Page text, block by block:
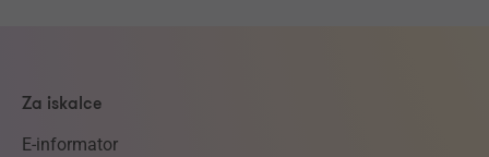
Za iskalce
E-informator